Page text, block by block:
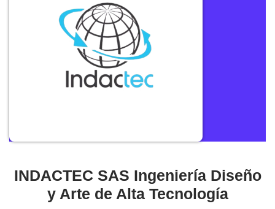
INDACTEC SAS Ingeniería Diseño
y Arte de Alta Tecnología